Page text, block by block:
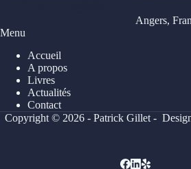
Angers,
Menu
Accueil
A propos
Livres
Actualités
Contact
Copyright © 2026 - Patrick Gillet -